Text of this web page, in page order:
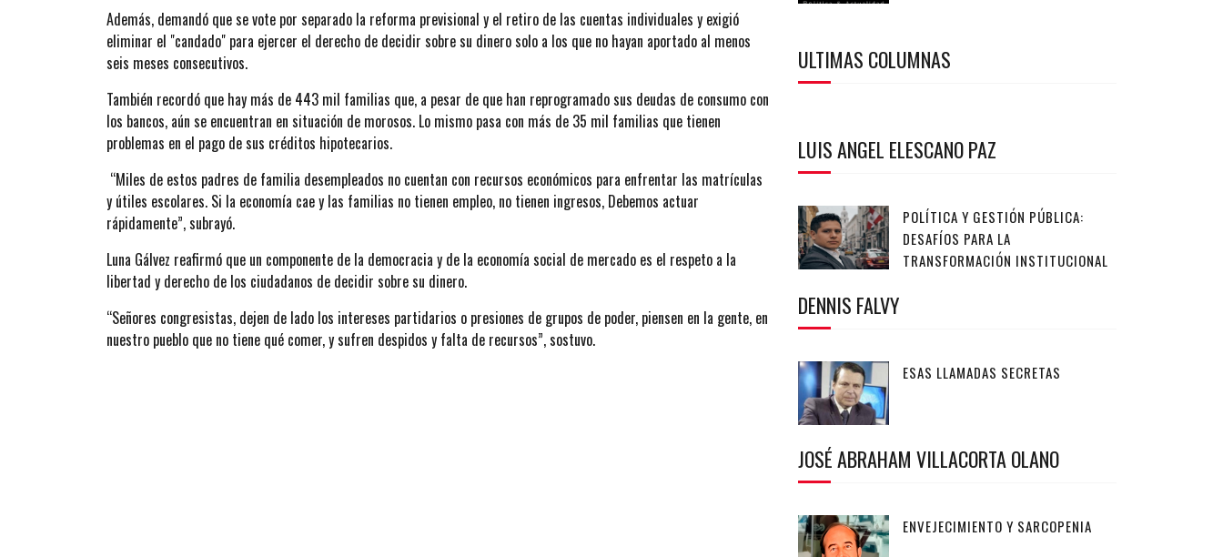
Además, demandó que se vote por separado la reforma previsional y el retiro de las cuentas individuales y exigió
eliminar el "candado" para ejercer el derecho de decidir sobre su dinero solo a los que no hayan aportado al menos
seis meses consecutivos.
También recordó que hay más de 443 mil familias que, a pesar de que han reprogramado sus deudas de consumo con
los bancos, aún se encuentran en situación de morosos. Lo mismo pasa con más de 35 mil familias que tienen
problemas en el pago de sus créditos hipotecarios.
“Miles de estos padres de familia desempleados no cuentan con recursos económicos para enfrentar las matrículas
y útiles escolares. Si la economía cae y las familias no tienen empleo, no tienen ingresos, Debemos actuar
rápidamente”, subrayó.
Luna Gálvez reafirmó que un componente de la democracia y de la economía social de mercado es el respeto a la
libertad y derecho de los ciudadanos de decidir sobre su dinero.
“Señores congresistas, dejen de lado los intereses partidarios o presiones de grupos de poder, piensen en la gente, en
nuestro pueblo que no tiene qué comer, y sufren despidos y falta de recursos”, sostuvo.
ULTIMAS COLUMNAS
LUIS ANGEL ELESCANO PAZ
POLÍTICA Y GESTIÓN PÚBLICA:
DESAFÍOS PARA LA
TRANSFORMACIÓN INSTITUCIONAL
DENNIS FALVY
ESAS LLAMADAS SECRETAS
JOSÉ ABRAHAM VILLACORTA OLANO
ENVEJECIMIENTO Y SARCOPENIA